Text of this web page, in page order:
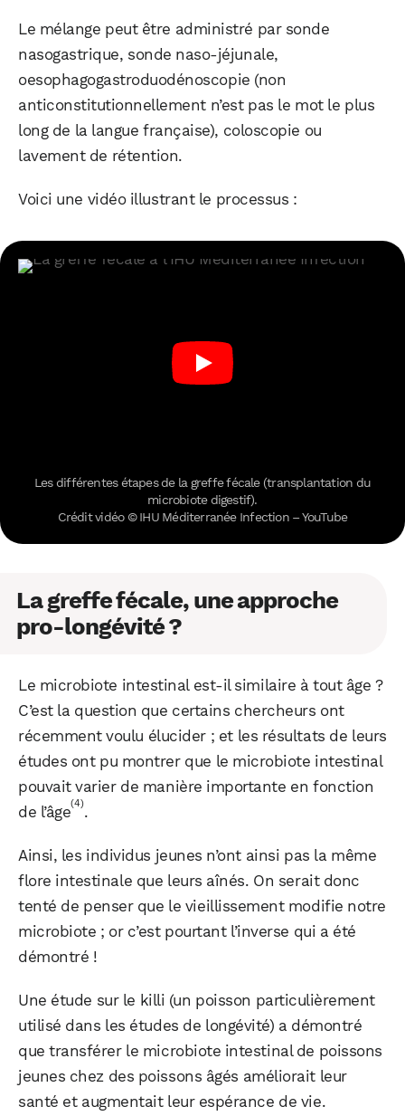
Le mélange peut être administré par sonde
nasogastrique, sonde naso-jéjunale,
oesophagogastroduodénoscopie (non
anticonstitutionnellement n’est pas le mot le plus
long de la langue française), coloscopie ou
lavement de rétention.
Voici une vidéo illustrant le processus :
Les différentes étapes de la greffe fécale (transplantation du
microbiote digestif).
Crédit vidéo © IHU Méditerranée Infection – YouTube
La greffe fécale, une approche
pro-longévité ?
Le microbiote intestinal est-il similaire à tout âge ?
C’est la question que certains chercheurs ont
récemment voulu élucider ; et les résultats de leurs
études ont pu montrer que le microbiote intestinal
pouvait varier de manière importante en fonction
de l’âge(4).
Ainsi, les individus jeunes n’ont ainsi pas la même
flore intestinale que leurs aînés. On serait donc
tenté de penser que le vieillissement modifie notre
microbiote ; or c’est pourtant l’inverse qui a été
démontré !
Une étude sur le killi (un poisson particulièrement
utilisé dans les études de longévité) a démontré
que transférer le microbiote intestinal de poissons
jeunes chez des poissons âgés améliorait leur
santé et augmentait leur espérance de vie.
Facebook X LinkedIn